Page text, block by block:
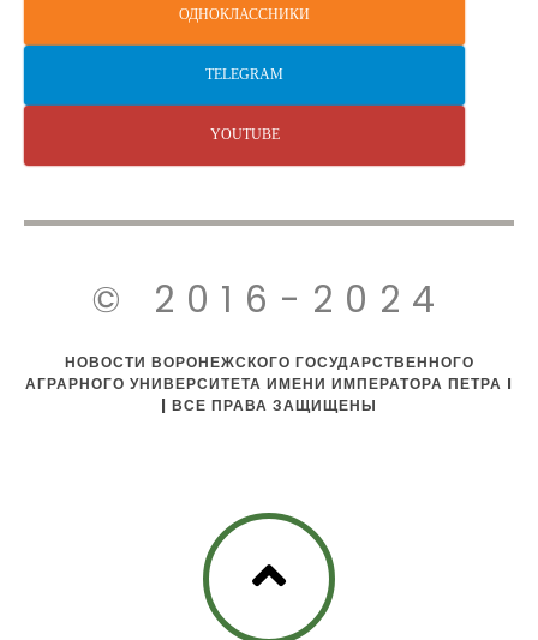
ОДНОКЛАССНИКИ
TELEGRAM
YOUTUBE
© 2016-2024
НОВОСТИ ВОРОНЕЖСКОГО ГОСУДАРСТВЕННОГО
АГРАРНОГО УНИВЕРСИТЕТА ИМЕНИ ИМПЕРАТОРА ПЕТРА I
| ВСЕ ПРАВА ЗАЩИЩЕНЫ